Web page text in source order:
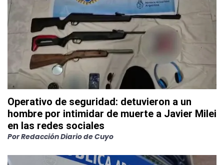
Operativo de seguridad: detuvieron a un
hombre por intimidar de muerte a Javier Milei
en las redes sociales
PorRedacción Diario de Cuyo